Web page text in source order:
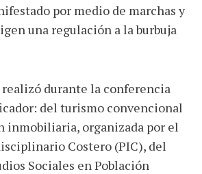
por medio de marchas y
una regulación a la burbuja
realizó durante la conferencia
del turismo convencional
inmobiliaria, organizada por el
Costero (PIC), del
Sociales en Población